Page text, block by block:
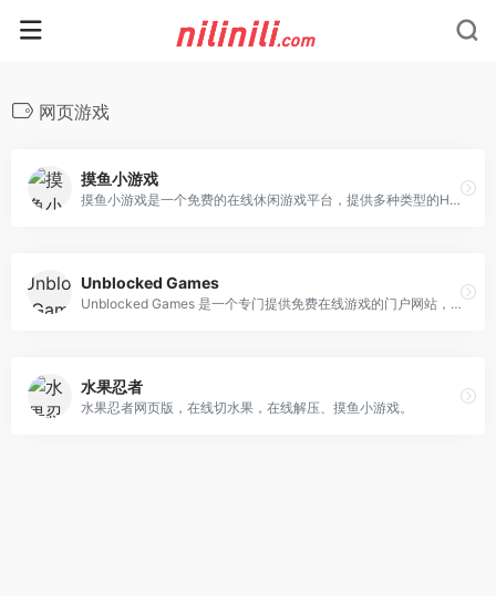
网页游戏
摸鱼小游戏
摸鱼小游戏是一个免费的在线休闲游戏平台，提供多种类型的HTML5小游戏，包括益智、休闲、动作、冒险等多种类型，让您在工作之余放松身心。
Unblocked Games
Unblocked Games 是一个专门提供免费在线游戏的门户网站，涵盖动作、冒险、解谜、体育、射击、策略等多个类型，既有经典的 Flash/HTML5 复古游戏，也有最新的多人对战和休闲小游戏，用户无需安装任何插件或客户端，即开即玩。
水果忍者
水果忍者网页版，在线切水果，在线解压、摸鱼小游戏。